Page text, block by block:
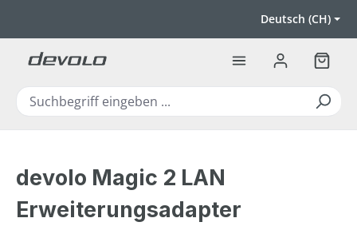
Deutsch (CH)
devolo Magic 2 LAN
Erweiterungsadapter